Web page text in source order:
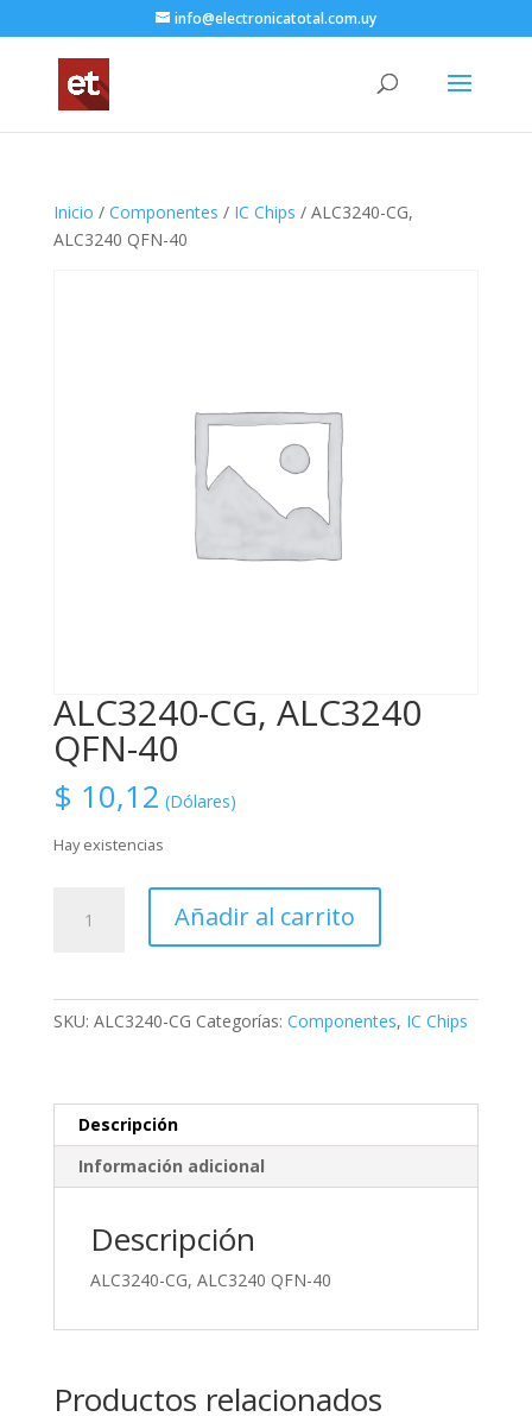
info@electronicatotal.com.uy
Inicio / Componentes / IC Chips / ALC3240-CG,
ALC3240 QFN-40
ALC3240-CG, ALC3240
QFN-40
$ 10,12 (Dólares)
Hay existencias
Añadir al carrito
SKU: ALC3240-CG Categorías: Componentes, IC Chips
Descripción
Información adicional
Descripción
ALC3240-CG, ALC3240 QFN-40
Productos relacionados